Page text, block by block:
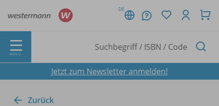
DE
MENÜ
Jetzt zum Newsletter anmelden!
Zurück